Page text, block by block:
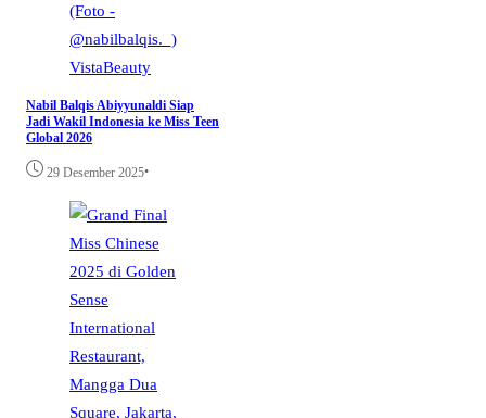
VistaBeauty
Nabil Balqis Abiyyunaldi Siap
Jadi Wakil Indonesia ke Miss Teen
Global 2026
29 Desember 2025•